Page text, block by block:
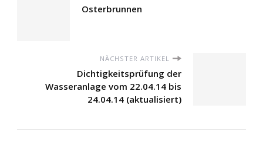
Osterbrunnen
NÄCHSTER ARTIKEL
Dichtigkeitsprüfung der
Wasseranlage vom 22.04.14 bis
24.04.14 (aktualisiert)